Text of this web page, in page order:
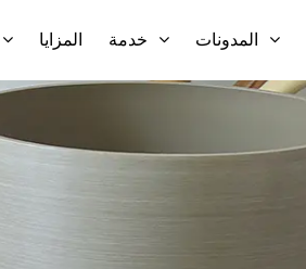
المزايا خدمة المدونات